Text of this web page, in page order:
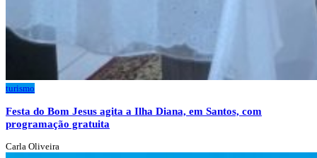
turismo
Festa do Bom Jesus agita a Ilha Diana, em Santos, com
programação gratuita
Carla Oliveira